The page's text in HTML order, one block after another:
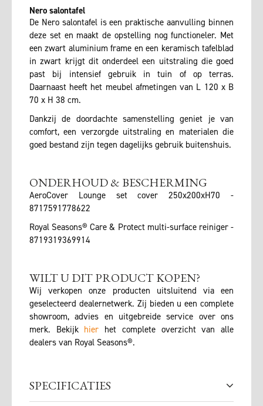
Nero salontafel
De Nero salontafel is een praktische aanvulling binnen
deze set en maakt de opstelling nog functioneler. Met
een zwart aluminium frame en een keramisch tafelblad
in zwart krijgt dit onderdeel een uitstraling die goed
past bij intensief gebruik in tuin of op terras.
Daarnaast heeft het meubel afmetingen van L 120 x B
70 x H 38 cm.
Dankzij de doordachte samenstelling geniet je van
comfort, een verzorgde uitstraling en materialen die
goed bestand zijn tegen dagelijks gebruik buitenshuis.
ONDERHOUD & BESCHERMING
AeroCover Lounge set cover 250x200xH70 -
8717591778622
Royal Seasons® Care & Protect multi-surface reiniger -
8719319369914
WILT U DIT PRODUCT KOPEN?
Wij verkopen onze producten uitsluitend via een
geselecteerd dealernetwerk. Zij bieden u een complete
showroom, advies en uitgebreide service over ons
merk. Bekijk hier het complete overzicht van alle
dealers van Royal Seasons®.
SPECIFICATIES